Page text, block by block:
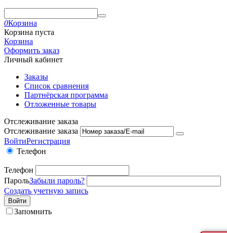
0Корзина
Корзина пуста
Корзина
Оформить заказ
Личный кабинет
Заказы
Список сравнения
Партнёрская программа
Отложенные товары
Отслеживание заказа
Отслеживание заказа
ВойтиРегистрация
Телефон
Телефон
ПарольЗабыли пароль?
Создать учетную запись
Войти
Запомнить